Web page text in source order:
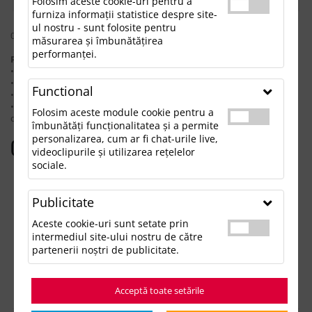
0 rezultate pentru: "pustressreliefball65cmdiameter"
Pentru a găsi produsul dorit, încearcă următoarele:
• Verifică dacă ai scris corect termenii.
• Încearcă să foloseşti sinonime.
• Încearcă din nou, folosind o căutare mai generală.
• Ne poţi contacta telefonic la 021.336.03.32 sau prin email la
office@updateadv.ro şi te ajutăm să găseşti produsul dorit.
Categorii populare
Accesorii birou
Accesorii mancare si bautura
Accesorii Tech si Gadgeturi
Haine de Munca
Imbracaminte si Accesorii
Lifestyle si Timp Liber
Ocazii și Evenimente Tematice
furniza informații statistice despre site-
ul nostru - sunt folosite pentru
măsurarea și îmbunătățirea
performanței.
Functional
Folosim aceste module cookie pentru a
îmbunătăți funcționalitatea și a permite
personalizarea, cum ar fi chat-urile live,
videoclipurile și utilizarea rețelelor
sociale.
Publicitate
Aceste cookie-uri sunt setate prin
intermediul site-ului nostru de către
partenerii noștri de publicitate.
Acceptă toate setările